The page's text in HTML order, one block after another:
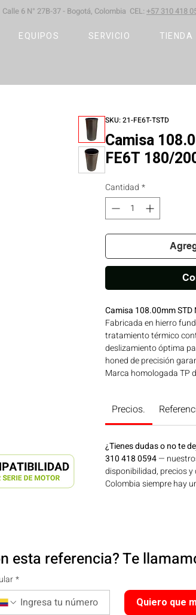
Calle 6 N° 27B-37 - Bogotá, Colombia CEL: +57 310 418
EQUIPOS SERVICIO TIENDA
SKU: 21-FE6T-TSTD
Camisa
FE6T 180/
Cantidad *
Camisa 108.00mm
Fabricada en hierro
tratamiento térmico
deslizamiento óptima
honed de precisión
Marca homologada TP
agrícola, construcción,
disponible en Bogotá,
Precios.
¿Tienes dudas o no te
310 418 0594—
disponibilidad, precios y
Colombia siempre hay
esta referencia? Te
*
Quiero que